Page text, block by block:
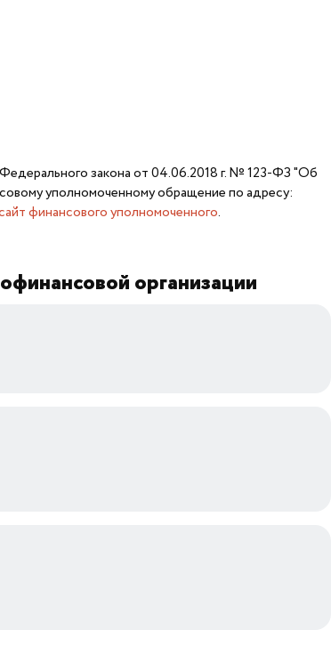
Федерального закона от 04.06.2018 г. № 123-ФЗ "Об
уполномоченному обращение по адресу:
финансового уполномоченного.
организации